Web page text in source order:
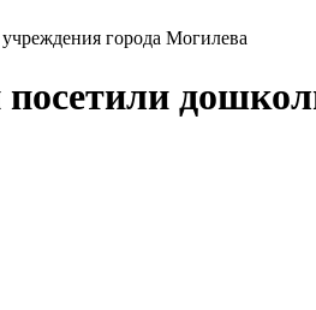
города Могилева